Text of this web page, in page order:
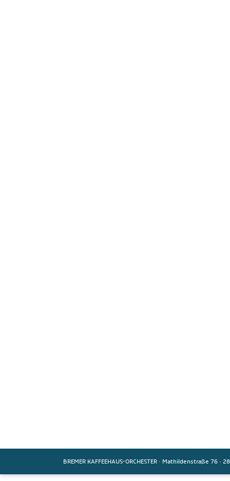
BREMER KAFFEEHAUS-ORCHESTER · Mathildenstraße 76 ·